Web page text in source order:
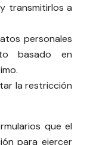
transmitirlos a
personales
basado en
la restricción
que el
para ejercer